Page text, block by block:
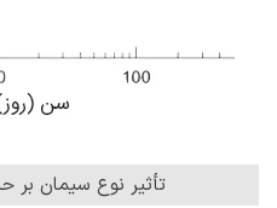
تأثیر نوع سیمان بر